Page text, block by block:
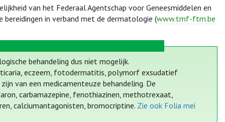
van het Federaal Agentschap voor Geneesmiddelen en
bereidingen in verband met de dermatologie (www.tmf-ftm.be
behandeling dus niet mogelijk.
eczeem, fotodermatitis, polymorf exsudatief
van een medicamenteuze behandeling. De
carbamazepine, fenothiazinen, methotrexaat,
calciumantagonisten, bromocriptine. Zie ook Folia mei